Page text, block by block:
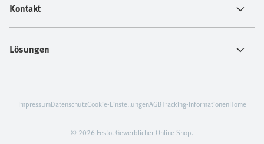
Kontakt
Lösungen
© 2026 Festo. Gewerblicher Online Shop.
ImpressumDatenschutzCookie-EinstellungenAGBTracking-InformationenHome